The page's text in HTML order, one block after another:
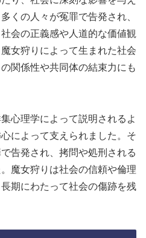
くの人々が冤罪で告発され、
会の正義感や人道的な価値観
女狩りによって生まれた社会
関係性や共同体の結束力にも
心理学によって説明されるよ
によって支えられました。そ
告発され、拷問や処刑される
魔女狩りは社会の信頼や倫理
期にわたって社会の傷跡を残